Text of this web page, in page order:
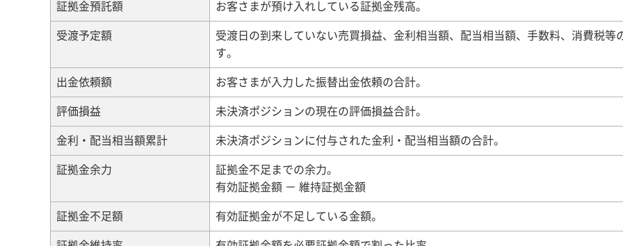
証拠金預託額 お客さまが預け入れしている証拠金残高。
受渡予定額
受渡日の到来していない売買損益、金利相当額、配当相当額、手数料、消費税等
す。
出金依頼額 お客さまが入力した振替出金依頼の合計。
評価損益 未決済ポジションの現在の評価損益合計。
金利・配当相当額累計 未決済ポジションに付与された金利・配当相当額の合計。
証拠金余力
証拠金不足までの余力。
有効証拠金額 － 維持証拠金額
証拠金不足額 有効証拠金が不足している金額。